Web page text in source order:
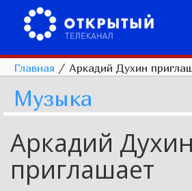
Главная / Аркадий Духин
Музыка
Аркадий Духин
приглашает